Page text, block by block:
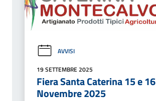
AVVISI
19 SETTEMBRE 2025
Fiera Santa Caterina 15 e 16
Novembre 2025